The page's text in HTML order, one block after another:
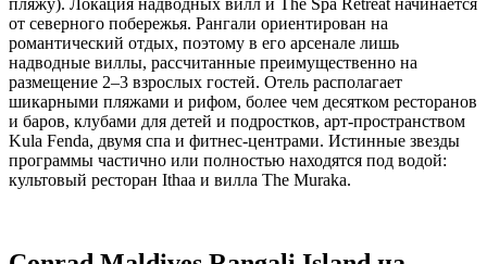
от северного побережья. Рангали ориентирован на
романтический отдых, поэтому в его арсенале лишь
надводные виллы, рассчитанные преимущественно на
размещение 2–3 взрослых гостей. Отель располагает
шикарными пляжами и рифом, более чем десятком ресторанов
и баров, клубами для детей и подростков, арт-пространством
Kula Fenda, двумя спа и фитнес-центрами. Истинные звезды
программы частично или полностью находятся под водой:
культовый ресторан Ithaa и вилла The Muraka.